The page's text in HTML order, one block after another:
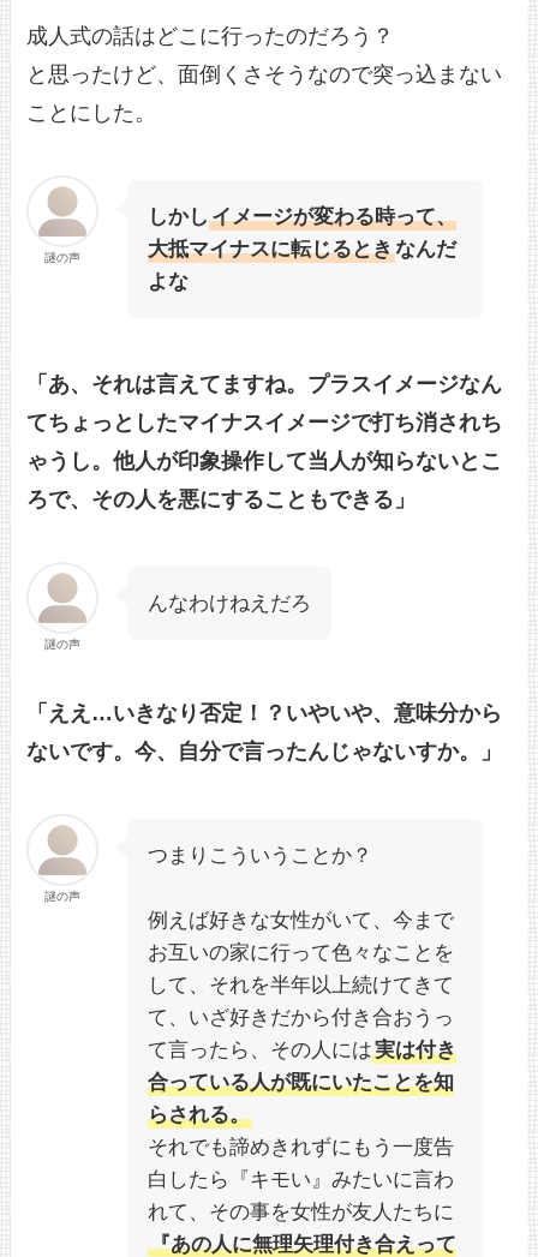
成人式の話はどこに行ったのだろう？
と思ったけど、面倒くさそうなので突っ込まない
ことにした。
謎の声
しかしイメージが変わる時って、
大抵マイナスに転じるときなんだ
よな
「あ、それは言えてますね。プラスイメージなん
てちょっとしたマイナスイメージで打ち消されち
ゃうし。他人が印象操作して当人が知らないとこ
ろで、その人を悪にすることもできる」
謎の声
んなわけねえだろ
「ええ…いきなり否定！？いやいや、意味分から
ないです。今、自分で言ったんじゃないすか。」
謎の声
つまりこういうことか？
例えば好きな女性がいて、今まで
お互いの家に行って色々なことを
して、それを半年以上続けてきて
て、いざ好きだから付き合おうっ
て言ったら、その人には実は付き
合っている人が既にいたことを知
らされる。
それでも諦めきれずにもう一度告
白したら『キモい』みたいに言わ
れて、その事を女性が友人たちに
『あの人に無理矢理付き合えって